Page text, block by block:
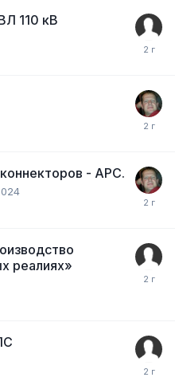
110 кВ
- APC.
реалиях»